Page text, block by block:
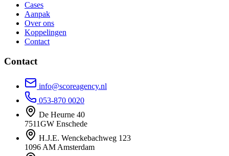
Cases
Aanpak
Over ons
Koppelingen
Contact
Contact
info@scoreagency.nl
053-870 0020
De Heurne 40
7511GW Enschede
H.J.E. Wenckebachweg 123
1096 AM Amsterdam